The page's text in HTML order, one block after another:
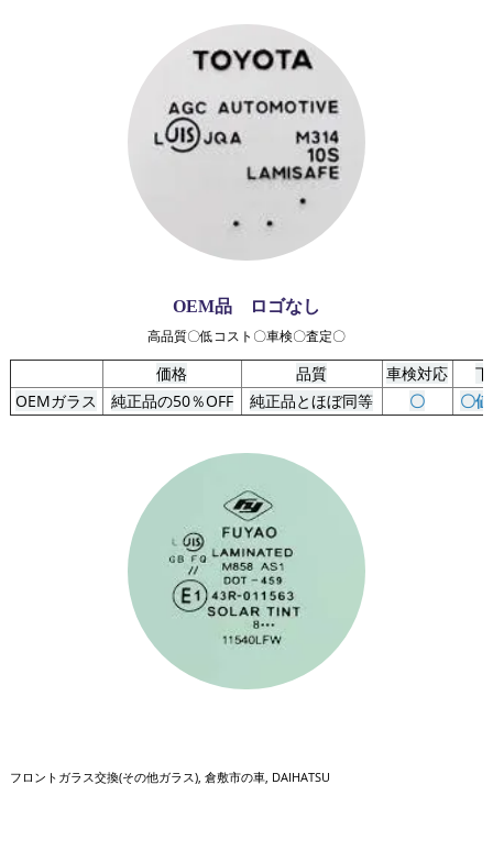
OEM品 ロゴなし
高品質〇低コスト〇車検〇査定〇
価格 品質 車検対応
OEMガラス
純正品の50％OFF 純正品とほぼ同等 〇 〇
フロントガラス交換(その他ガラス) 倉敷市の車 DAIHATSU